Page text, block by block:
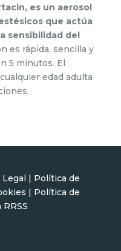
es un aerosol
que actúa
sensibilidad del
es rápida, sencilla y
5 minutos. El
edad adulta
| Política de
| Política de
RRSS